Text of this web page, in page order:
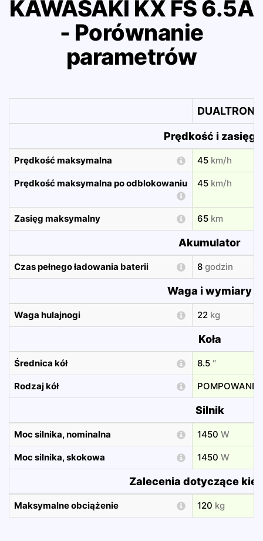
KAWASAKI KX FS 6.5A
- Porównanie
parametrów
DUALTRON
Prędkość i zasięg
Prędkość maksymalna 45 km/h
Prędkość maksymalna po odblokowaniu 45 km/h
Zasięg maksymalny 65 km
Akumulator
Czas pełnego ładowania baterii 8 godzin
Waga i wymiary
Waga hulajnogi 22 kg
Koła
Średnica kół 8.5 ″
Rodzaj kół POMPOWANE
Silnik
Moc silnika, nominalna 1450 W
Moc silnika, skokowa 1450 W
Zalecenia dotyczące
Maksymalne obciążenie 120 kg